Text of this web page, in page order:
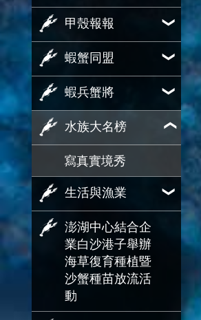
甲殼報報
蝦蟹同盟
蝦兵蟹將
水族大名榜
寫真實境秀
生活與漁業
澎湖中心結合企
業白沙港子舉辦
海草復育種植暨
沙蟹種苗放流活
動